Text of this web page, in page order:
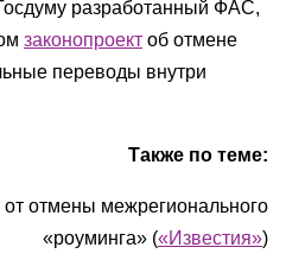
разработанный ФАС,
законопроект об отмене
переводы внутри
Также по теме:
отмены межрегионального
«роуминга» («Известия»)